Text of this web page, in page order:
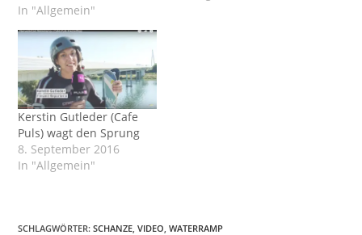
In "Allgemein"
Kerstin Gutleder (Cafe
Puls) wagt den Sprung
8. September 2016
In "Allgemein"
SCHLAGWÖRTER:SCHANZE VIDEO WATERRAMP